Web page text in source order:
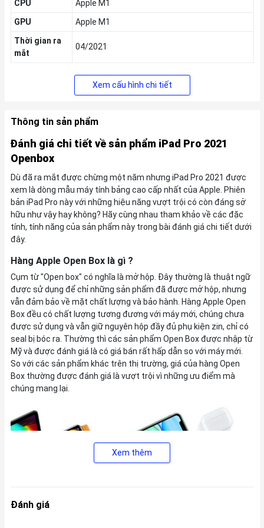
CPU
Apple M1
GPU
Apple M1
Thời gian ra
mắt
04/2021
Xem cấu hình chi tiết
Thông tin sản phẩm
Đánh giá chi tiết về sản phẩm iPad Pro 2021
Openbox
Dù đã ra mắt được chừng một năm nhưng iPad Pro 2021 được
xem là dòng mẫu máy tính bảng cao cấp nhất của Apple. Phiên
bản iPad Pro này với những hiệu năng vượt trội có còn đáng sở
hữu như vậy hay không? Hãy cùng nhau tham khảo về các đặc
tính, tính năng của sản phẩm này trong bài đánh giá chi tiết dưới
đây.
Hàng Apple Open Box là gì ?
Cụm từ "Open box" có nghĩa là mở hộp. Đây thường là thuật ngữ
được sử dụng để chỉ những sản phẩm đã được mở hộp, nhưng
vẫn đảm bảo về mặt chất lượng và bảo hành. Hàng Apple Open
Box đều có chất lượng tương đương với máy mới, chúng chưa
được sử dụng và vẫn giữ nguyên hộp đầy đủ phụ kiện zin, chỉ có
seal bị bóc ra. Thường thì các sản phẩm Open Box được nhập từ
Mỹ và được đánh giá là có giá bán rất hấp dẫn so với máy mới.
So với các sản phẩm khác trên thị trường, giá của hàng Open
Box thường được đánh giá là vượt trội vì những ưu điểm mà
chúng mang lại.
Xem thêm
Đánh giá